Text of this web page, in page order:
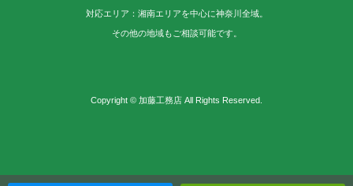
対応エリア：湘南エリアを中心に神奈川全域。
その他の地域もご相談可能です。
Copyright © 加藤工務店 All Rights Reserved.